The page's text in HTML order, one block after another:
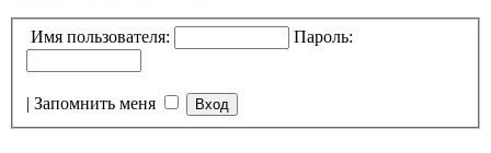
Имя пользователя: Пароль:
| Запомнить меня